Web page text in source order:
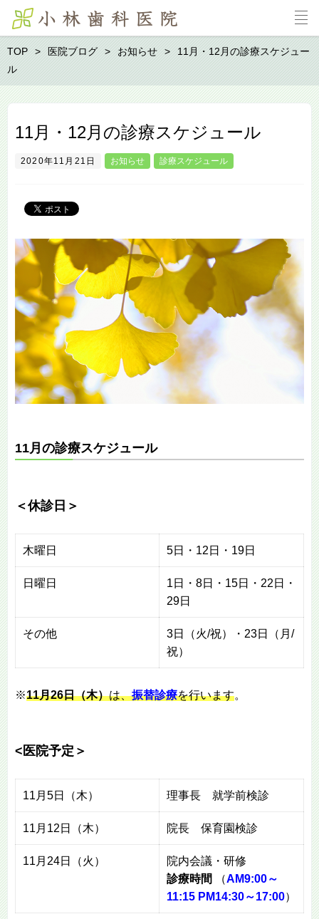
TOP 医院ブログ お知らせ
11月・12月の診療スケジュー
ル
11月・12月の診療スケジュール
2020年11月21日 お知らせ 診療スケジュール
11月の診療スケジュール
＜休診日＞
木曜日 5日・12日・19日
日曜日
1日・8日・15日・22日・
29日
その他
3日（火/祝）・23日（月/
祝）
※11月26日（木）は、振替診療を行います。
<医院予定＞
11月5日（木） 理事長 就学前検診
11月12日（木） 院長 保育園検診
11月24日（火）
院内会議・研修
診療時間
（AM9:00～
11:15 PM14:30～17:00）